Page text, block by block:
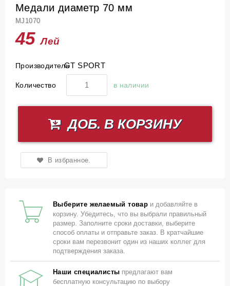
Медали диаметр 70 мм
MJ1070
45Лей
ПроизводительGT SPORT
Количество в наличии
ДОБ. В КОРЗИНУ
В избранное.
Выберите желаемый товар и добавляйте в
корзину. Убедитесь, что вы выбрали правильный
размер. Заполните сроки доставки, выберите
способ оплаты и отправьте заказ. В кратчайшие
сроки вам перезвонит один из наших коллег для
подтверждения заказа.
Наши специалисты предлагают вам
бесплатную консультацию по выбору